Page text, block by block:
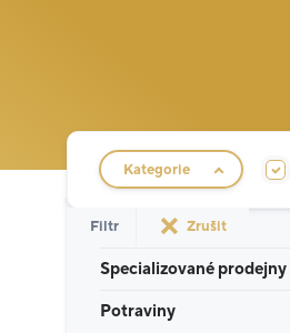
Filtr obchodů
Kategorie
Filtr Zrušit
Specializované prodejny
Potraviny